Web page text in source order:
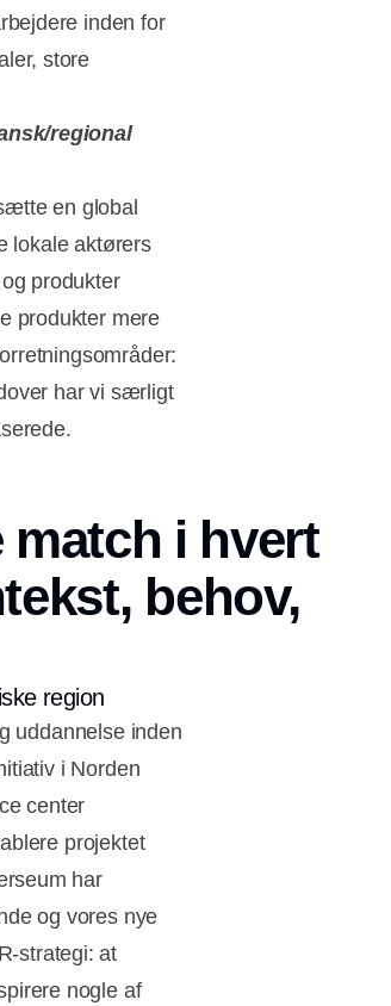
inden for
store
regional
en global
lokale aktørers
produkter
produkter mere
har vi særligt
match i hvert
behov,
region
uddannelse inden
i Norden
center
projektet
har
og vores nye
strategi: at
nogle af